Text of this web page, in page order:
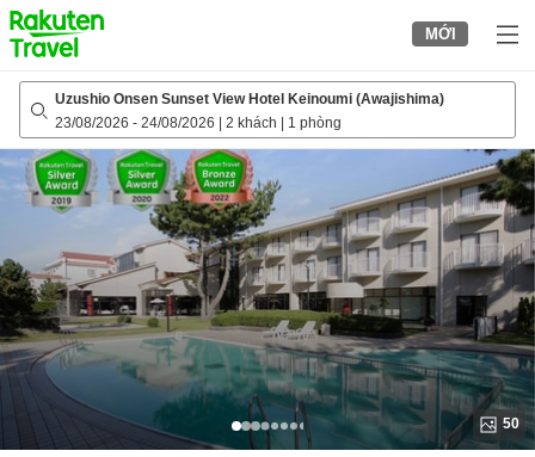
to
top
page
MỚI
Uzushio Onsen Sunset View Hotel Keinoumi (Awajishima)
23/08/2026 - 24/08/2026 2 khách 1 phòng
50